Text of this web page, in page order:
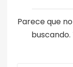
Parece que
buscando.